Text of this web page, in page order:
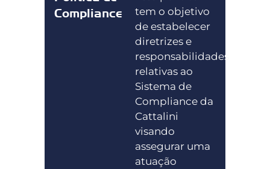
Compliance
tem o objetivo
de estabelecer
diretrizes e
responsabilidades
relativas ao
Sistema de
Compliance da
Cattalini
visando
assegurar uma
atuação